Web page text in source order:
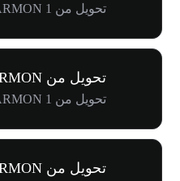
تحويل من 1 ARMON إلى $282.87
تحويل من ARMON إلى MXN
تحويل من 1 ARMON إلى Mex$4.85K
تحويل من ARMON إلى ZAR